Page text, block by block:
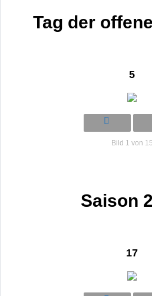
Tag der
5
Bild 1 von 15
Saison
17